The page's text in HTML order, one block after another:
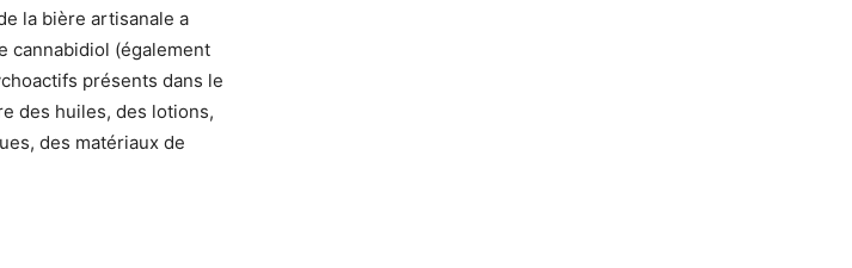
la bière artisanale a
cannabidiol (également
présents dans le
des huiles, des lotions,
des matériaux de